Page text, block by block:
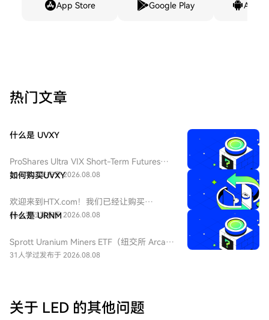
App Store Google Play
热门文章
什么是 UVXY
ProShares Ultra VIX Short-Term Futures
ETF（纽交所 Arca 代码：UVXY），中文：
ETF 为每日 2 倍杠杆做多 VIX 短期期货产
品，挂钩标普 500 短期波动率期货指数，该
基金通常用于在美股市场波动加剧或恐慌情
特性和期货展期成本，它不适合长期持有。
26人学过发布于 2026.08.08
如何购买UVXY
欢迎来到HTX.com！我们已经让购买
ProShares 两倍做多短期 VIX 期货
逐步指南，放心开始您的加密货币之旅。第
一步：创建您的HTX账户使用您的电子邮
或Mastercard即时购买ProShares 两倍做多
26人学过发布于 2026.08.08
什么是 URNM
Sprott Uranium Miners ETF（纽交所 Arca
代码：URNM），中文：无（bn无），传统
铀持有企业，受益全球清洁能源转型与核电
需求增长，是美股稀缺铀矿赛道投资工具。
31人学过发布于 2026.08.08
关于 LED 的其他问题